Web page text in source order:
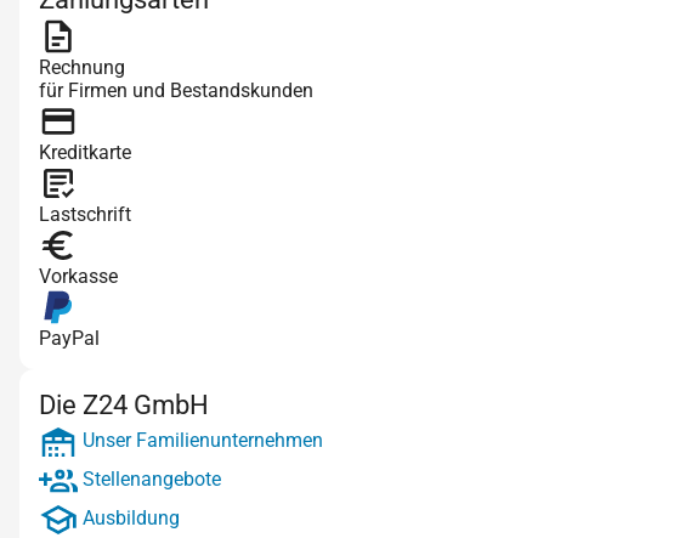
Rechnung
für Firmen und Bestandskunden
Kreditkarte
Lastschrift
Vorkasse
PayPal
Die Z24 GmbH
Unser Familienunternehmen
Stellenangebote
Ausbildung